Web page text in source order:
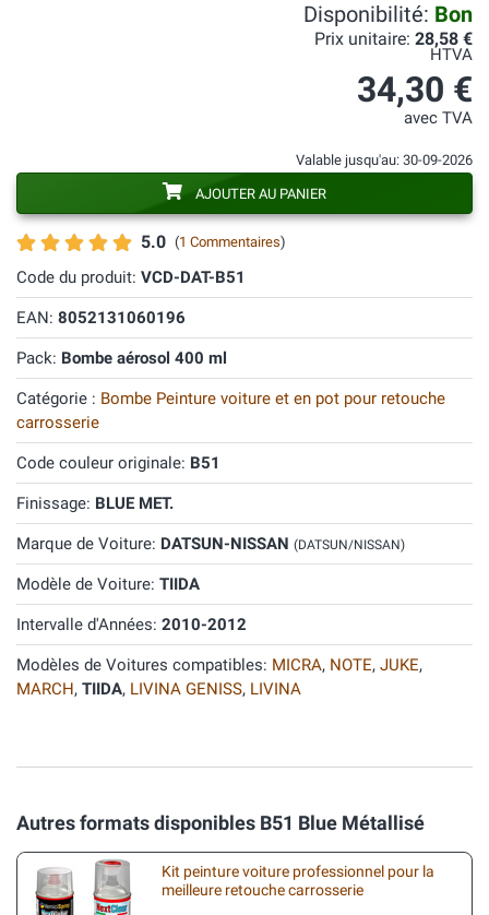
5.0 (1 Commentaires)
Code du produit: VCD-DAT-B51
EAN: 8052131060196
Pack: Bombe aérosol 400 ml
Catégorie : Bombe Peinture voiture et en pot pour retouche
carrosserie
Code couleur originale: B51
Finissage: BLUE MET.
Marque de Voiture: DATSUN-NISSAN (DATSUN/NISSAN)
Modèle de Voiture: TIIDA
Intervalle d'Années: 2010-2012
Modèles de Voitures compatibles: MICRA, NOTE, JUKE,
MARCH, TIIDA, LIVINA GENISS, LIVINA
Disponibilité: Bon
Prix unitaire: 28,58 €
HTVA
34,30 €
avec TVA
Valable jusqu'au: 30-09-2026
AJOUTER AU PANIER
Autres formats disponibles B51 Blue Métallisé
Kit peinture voiture professionnel pour la
meilleure retouche carrosserie